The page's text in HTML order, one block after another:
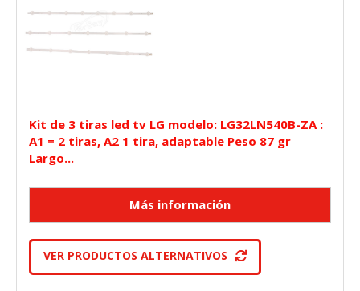
Kit de 3 tiras led tv LG modelo: LG32LN540B-ZA :
A1 = 2 tiras, A2 1 tira, adaptable Peso 87 gr
Largo...
VER PRODUCTOS ALTERNATIVOS